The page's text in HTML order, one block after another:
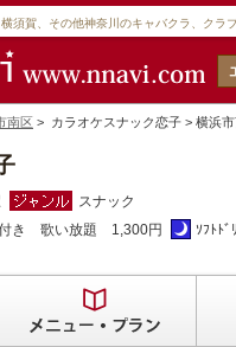
須賀、その他神奈川のキャバクラ、ク
南区 > カラオケスナック恋子 > 横浜
スナック
付き 歌い放題 1,300円
ｿﾌﾄﾄ